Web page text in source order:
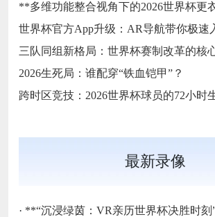
**多维功能整合视角下的2026世界杯更衣室
世界杯官方App升级：AR导航带你极速
2026生死局：谁配穿“铁血铠甲”？
最新录像
· **“沉浸绿茵：VR亲历世界杯决胜时刻